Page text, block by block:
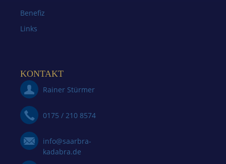
Benefiz
Links
KONTAKT
Rainer Stürmer
0175 / 210 8574
info@saarbra-
kadabra.de